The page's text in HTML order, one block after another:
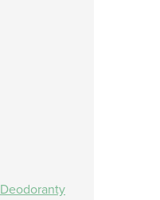
Deodoranty